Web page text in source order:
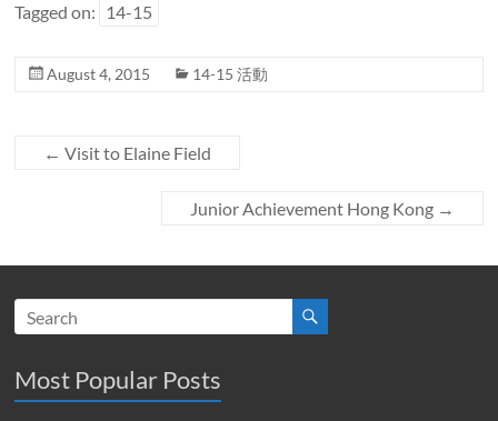
Tagged on: 14-15
August 4, 2015 14-15 活動
← Visit to Elaine Field
Junior Achievement Hong Kong →
Most Popular Posts